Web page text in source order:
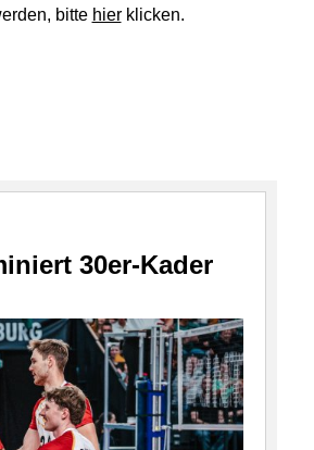
bitte hierklicken.
30er-Kader